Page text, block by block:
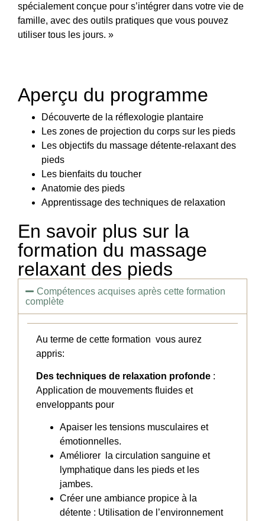
spécialement conçue pour s’intégrer dans votre vie de
famille, avec des outils pratiques que vous pouvez
utiliser tous les jours. »
Aperçu du programme
Découverte de la réflexologie plantaire
Les zones de projection du corps sur les pieds
Les objectifs du massage détente-relaxant des
pieds
Les bienfaits du toucher
Anatomie des pieds
Apprentissage des techniques de relaxation
En savoir plus sur la
formation du massage
relaxant des pieds
Compétences acquises après cette formation
complète
Au terme de cette formation vous aurez
appris:
Des techniques de relaxation profonde :
Application de mouvements fluides et
enveloppants pour
Apaiser les tensions musculaires et
émotionnelles.
Améliorer la circulation sanguine et
lymphatique dans les pieds et les
jambes.
Créer une ambiance propice à la
détente : Utilisation de l’environnement